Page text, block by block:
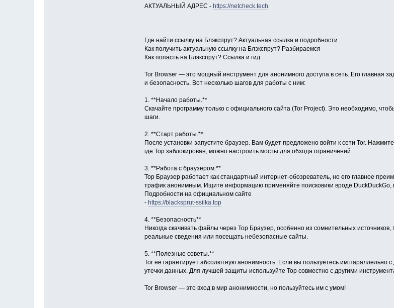
АКТУАЛЬНЫЙ АДРЕС - https://netcheck.tech
Где найти ссылку на Блэкспрут? Актуальная ссылка и подробности
Как получить актуальную ссылку на Блэкспрут? Разбираемся
Как попасть на Блэкспрут? Ссылка и гид
Tor Browser — это мощный инструмент для анонимного доступа в сеть. Его главная
и безопасность. Вот несколько шагов для работы с ним:
1. **Начало работы.**
Скачайте программу только с официального сайта (Tor Project). Это необходимо,
шаги.
2. **Старт работы.**
После установки запустите браузер. Вам будет предложено войти к сети Tor.
где Тор заблокирован, можно настроить мосты для обхода ограничений.
3. **Работа с браузером.**
Тор Браузер работает как стандартный интернет-обозреватель, но его главное
трафик анонимным. Ищите информацию применяйте поисковики вроде DuckDuckGo,
Подробности на официальном сайте
- https://blacksprut-ssilka.top
4. **Безопасность**
Никогда скачивать файлы через Тор Браузер, особенно из сомнительных
реальные сведения или посещать небезопасные сайты.
5. **Полезные советы.**
Tor не гарантирует абсолютную анонимность. Если вы пользуетесь им
утечки данных. Для лучшей защиты используйте Тор совместно с другими
Tor Browser — это вход в мир анонимности, но пользуйтесь им с умом!